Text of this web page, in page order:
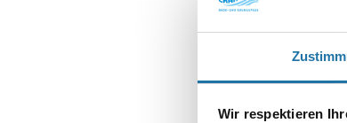
Wir respektieren